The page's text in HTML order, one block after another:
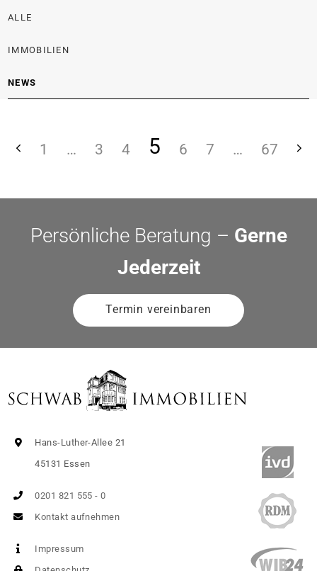
ALLE
IMMOBILIEN
NEWS
1 … 3 4 5 6 7 … 67
Persönliche Beratung – Gerne
Jederzeit
Termin vereinbaren
Hans-Luther-Allee 21
45131 Essen
0201 821 555 - 0
Kontakt aufnehmen
Impressum